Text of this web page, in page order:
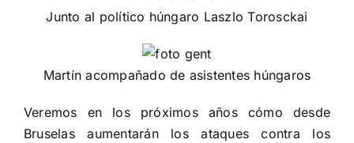
Junto al político húngaro Laszlo Torosckai
Martín acompañado de asistentes húngaros
Veremos en los próximos años cómo desde
Bruselas aumentarán los ataques contra los